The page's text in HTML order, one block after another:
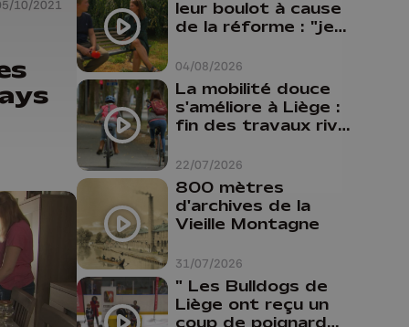
10/2021
peut pas nous
aider"
04/08/2026
leur boulot à cause
de la réforme : "je
comme prof que
comme
pharmacienne"
22/07/2026
La mobilité douce
s'améliore à Liège :
fin des travaux rive
cyclo-piétonnes
Avroy et
Guillemins...
31/07/2026
800 mètres
d'archives de la
Vieille Montagne
" Les Bulldogs de
Liège ont reçu un
coup de poignard